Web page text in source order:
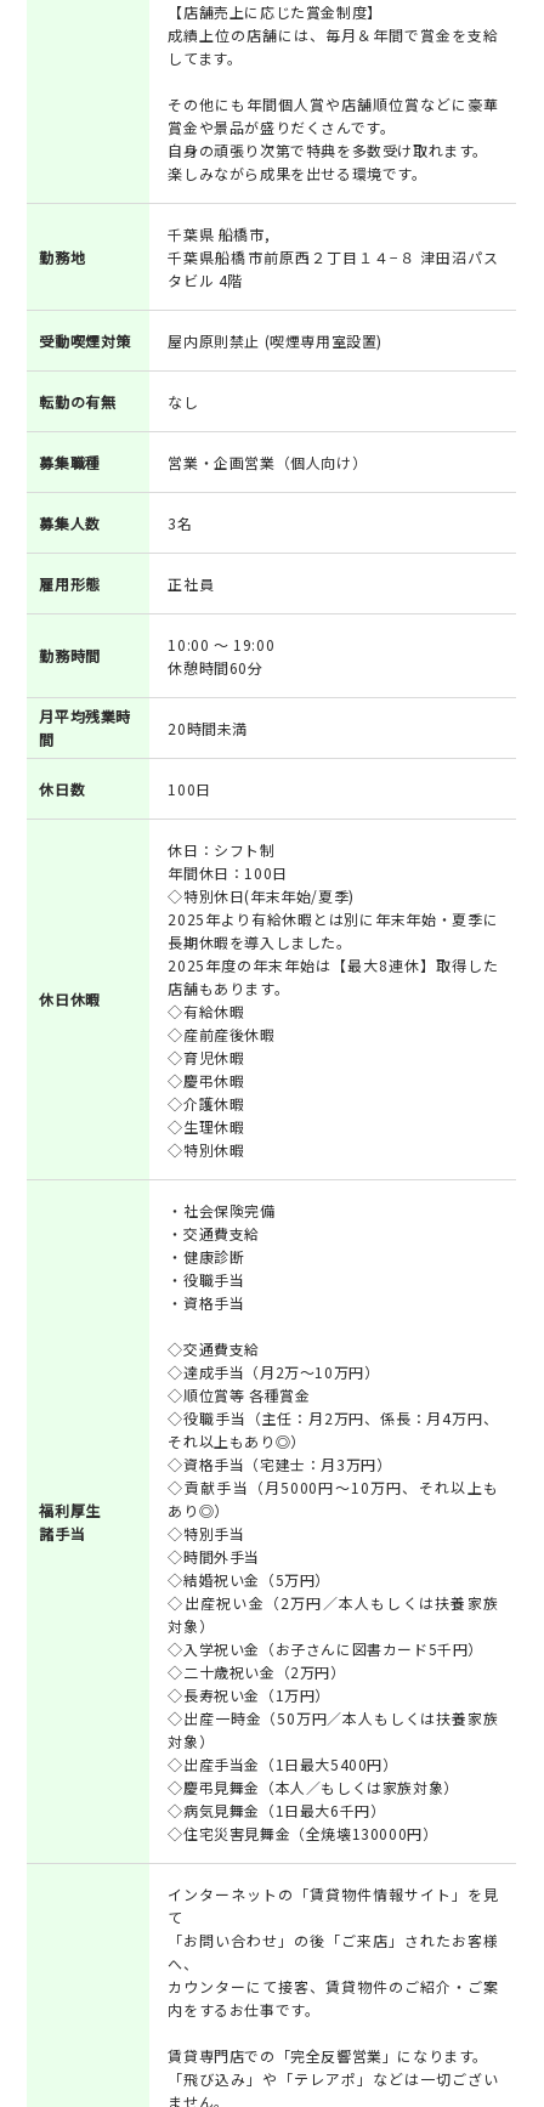
【店舗売上に応じた賞金制度】
成績上位の店舗には、毎月＆年間で賞金を支給
してます。
その他にも年間個人賞や店舗順位賞などに豪華
賞金や景品が盛りだくさんです。
自身の頑張り次第で特典を多数受け取れます。
楽しみながら成果を出せる環境です。
勤務地
千葉県 船橋市,
千葉県船橋市前原西２丁目１４−８ 津田沼パス
タビル 4階
受動喫煙対策 屋内原則禁止 (喫煙専用室設置)
転勤の有無 なし
募集職種 営業・企画営業（個人向け）
募集人数 3名
雇用形態 正社員
勤務時間
10:00 ～ 19:00
休憩時間60分
月平均残業時
間
20時間未満
休日数 100日
休日休暇
休日：シフト制
年間休日：100日
◇特別休日(年末年始/夏季)
2025年より有給休暇とは別に年末年始・夏季に
長期休暇を導入しました。
2025年度の年末年始は【最大8連休】取得した
店舗もあります。
◇有給休暇
◇産前産後休暇
◇育児休暇
◇慶弔休暇
◇介護休暇
◇生理休暇
◇特別休暇
福利厚生
諸手当
・社会保険完備
・交通費支給
・健康診断
・役職手当
・資格手当
◇交通費支給
◇達成手当（月2万～10万円）
◇順位賞等 各種賞金
◇役職手当（主任：月2万円、係長：月4万円、
それ以上もあり◎）
◇資格手当（宅建士：月3万円）
◇貢献手当（月5000円～10万円、それ以上も
あり◎）
◇特別手当
◇時間外手当
◇結婚祝い金（5万円）
◇出産祝い金（2万円／本人もしくは扶養家族
対象）
◇入学祝い金（お子さんに図書カード5千円）
◇二十歳祝い金（2万円）
◇長寿祝い金（1万円）
◇出産一時金（50万円／本人もしくは扶養家族
対象）
◇出産手当金（1日最大5400円）
◇慶弔見舞金（本人／もしくは家族対象）
◇病気見舞金（1日最大6千円）
◇住宅災害見舞金（全焼壊130000円）
インターネットの「賃貸物件情報サイト」を見
て
「お問い合わせ」の後「ご来店」されたお客様
へ、
カウンターにて接客、賃貸物件のご紹介・ご案
内をするお仕事です。
賃貸専門店での「完全反響営業」になります。
「飛び込み」や「テレアポ」などは一切ござい
ません。